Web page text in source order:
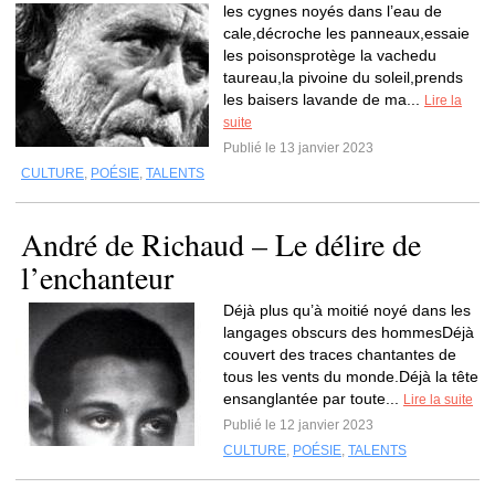
les cygnes noyés dans l’eau de
cale,décroche les panneaux,essaie
les poisonsprotège la vachedu
taureau,la pivoine du soleil,prends
les baisers lavande de ma...
Lire la
suite
Publié le 13 janvier 2023
CULTURE, POÉSIE, TALENTS
André de Richaud – Le délire de
l’enchanteur
Déjà plus qu’à moitié noyé dans les
langages obscurs des hommesDéjà
couvert des traces chantantes de
tous les vents du monde.Déjà la tête
ensanglantée par toute...
Lire la suite
Publié le 12 janvier 2023
CULTURE, POÉSIE, TALENTS